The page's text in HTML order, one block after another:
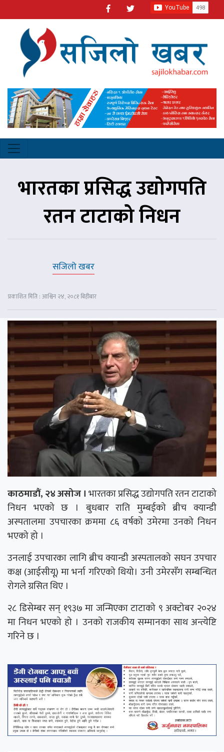
भारतका प्रसिद्ध उद्योगपति
रतन टाटाको निधन
सजिलो खबर
प्रकाशित मिति : आश्विन २४, २०८१ बिहीबार
काठमाडौं, २४ असोज ।भारतका प्रसिद्ध उद्योगपति रतन टाटाको
निधन भएको छ । बुधबार राति मुम्बईको ब्रीच क्यान्डी
अस्पतालमा उपचारका क्रममा ८६ वर्षको उमेरमा उनको निधन
भएको हो ।
उनलाई उपचारका लागि ब्रीच क्यान्डी अस्पतालको सघन उपचार
कक्ष (आईसीयू) मा भर्ना गरिएको थियो। उनी उमेरसँग सम्बन्धित
रोगले ग्रसित थिए ।
२८ डिसेम्बर सन् १९३७ मा जन्मिएका टाटाको ९ अक्टोबर २०२४
मा निधन भएको हो । उनको राजकीय सम्मानका साथ अन्त्येष्टि
गरिने छ ।